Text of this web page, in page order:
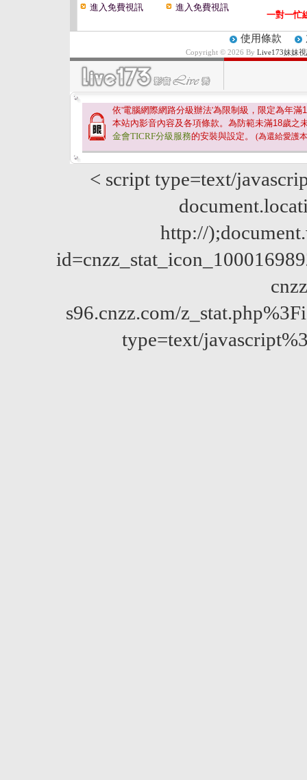
進入免費視訊 進入免費視訊
一對一忙
使用條款
Copyright © 2026 By Live173妹妹
依'電腦網際網路分級辦法'為限制級，限定為年滿
本站內影音內容及各項條款。為防範未滿18歲之
金會TICRF分級服務的安裝與設定。 (為還給愛護
< script type=text/
http://
s96.cnzz.com/
type=text/